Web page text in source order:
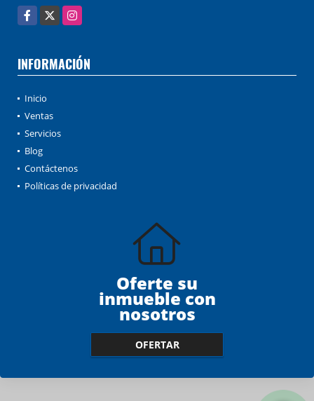
Facebook
X Instagram
INFORMACIÓN
Inicio
Ventas
Servicios
Blog
Contáctenos
Políticas de privacidad
Oferte su
inmueble con
nosotros
OFERTAR